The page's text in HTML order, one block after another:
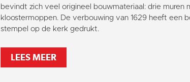
bevindt zich veel origineel bouwmateriaal: drie muren
kloostermoppen. De verbouwing van 1629 heeft een
stempel op de kerk gedrukt.
LEES MEER